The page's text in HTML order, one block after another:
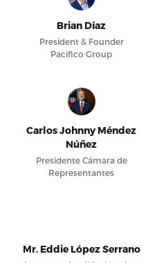
Brian Díaz
President & Founder
Pacifico Group
Carlos Johnny Méndez
Núñez
Presidente Cámara de
Representantes
Mr. Eddie López Serrano